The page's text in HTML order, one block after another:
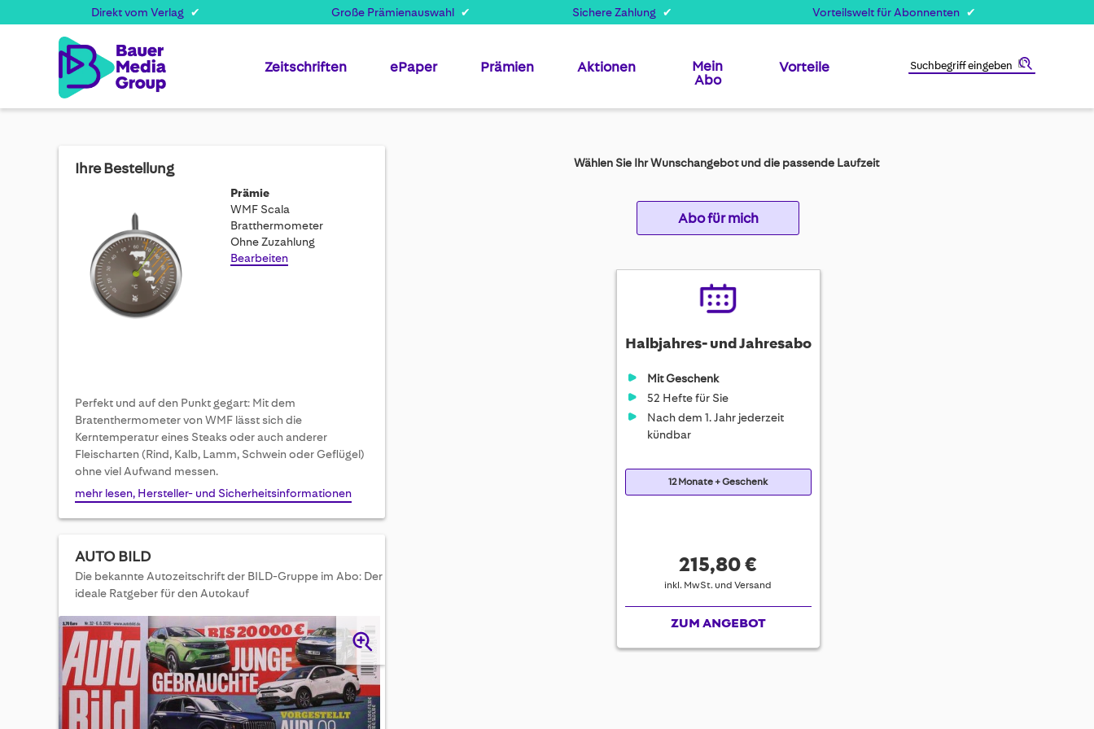
Direkt vom Verlag Große Prämienauswahl Sichere Zahlung Vorteilswelt für Abonnenten
Zeitschriften ePaper Prämien Aktionen
Mein
Abo
Vorteile
Ihre Bestellung
Prämie
WMF Scala
Bratthermometer
Ohne Zuzahlung
Bearbeiten
Perfekt und auf den Punkt gegart: Mit dem
Bratenthermometer von WMF lässt sich die
Kerntemperatur eines Steaks oder auch anderer
Fleischarten (Rind, Kalb, Lamm, Schwein oder Geflügel)
ohne viel Aufwand messen.
mehr lesen, Hersteller- und Sicherheitsinformationen
AUTO BILD
Die bekannte Autozeitschrift der BILD-Gruppe im Abo: Der
ideale Ratgeber für den Autokauf
Skip
the
end
of
images
Wählen Sie Ihr Wunschangebot und die passende Laufzeit
Abo für mich
Halbjahres- und Jahresabo
Mit Geschenk
52 Hefte für Sie
Nach dem 1. Jahr jederzeit
kündbar
12 Monate + Geschenk
215,80 €
inkl. MwSt. und Versand
ZUM ANGEBOT